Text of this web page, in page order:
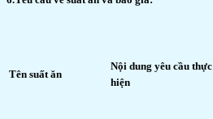
Tên suất ăn
Nội dung yêu cầu thực
hiện